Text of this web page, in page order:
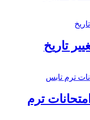
تاریخ
ترم